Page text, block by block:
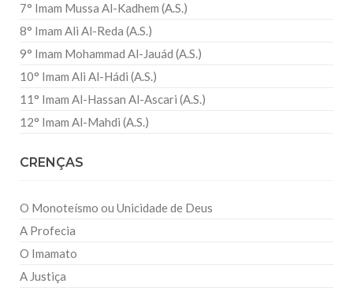
7° Imam Mussa Al-Kadhem (A.S.)
8° Imam Ali Al-Reda (A.S.)
9° Imam Mohammad Al-Jauád (A.S.)
10° Imam Ali Al-Hádi (A.S.)
11° Imam Al-Hassan Al-Ascari (A.S.)
12° Imam Al-Mahdi (A.S.)
CRENÇAS
O Monoteísmo ou Unicidade de Deus
A Profecia
O Imamato
A Justiça